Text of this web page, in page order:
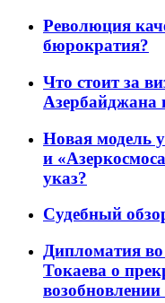
Революция
бюрократия?
Что стоит за
Азербайджана
Новая модель
и
указ?
Судебный
Дипломатия
Токаева о
возобновлении